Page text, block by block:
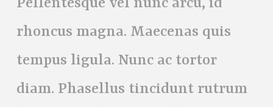
Pellentesque vel nunc arcu, id
rhoncus magna. Maecenas quis
tempus ligula. Nunc ac tortor
diam. Phasellus tincidunt rutrum